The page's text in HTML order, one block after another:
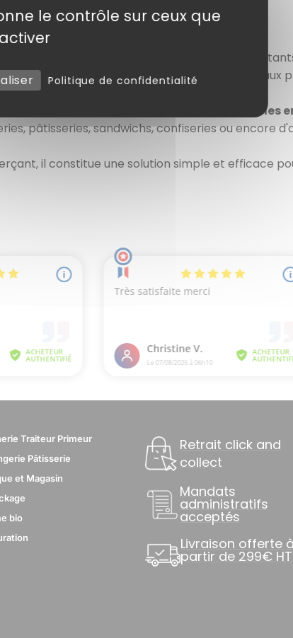
vos pains. À la fois fins, souples et
alimentaire , ils conviennent aussi bien aux
disponibles
pâtisseries, sandwichs, confiseries ou encore
il constitue une solution simple et efficace
Traiteur Primeur
Pâtisserie
et Magasin
bio
Retrait click and
collect
Mandats
administratifs
acceptés
Livraison offerte à
partir de 299€ HT
le contrôle sur ceux que
Politique de confidentialité